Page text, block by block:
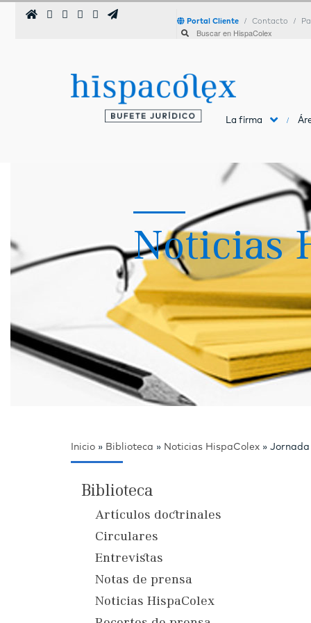
Portal Cliente Contacto
La firma
Noticias
Inicio » Biblioteca » Noticias HispaColex »
Biblioteca
Artículos doctrinales
Circulares
Entrevistas
Notas de prensa
Noticias HispaColex